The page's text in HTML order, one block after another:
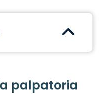
palpatoria